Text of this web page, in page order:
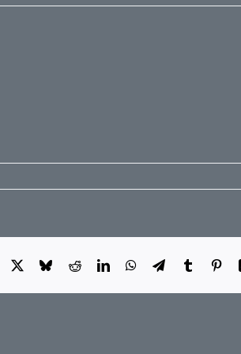
Facebook BlueskyRedditLinkedInWhatsApp
TelegramTumblr